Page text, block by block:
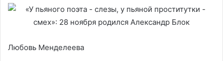
Любовь Менделеева